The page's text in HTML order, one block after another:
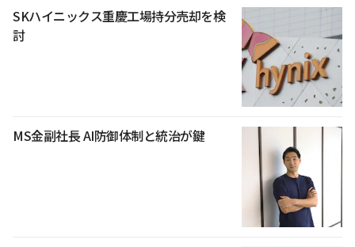
SKハイニックス重慶工場持分売却を検
討
MS金副社長 AI防御体制と統治が鍵